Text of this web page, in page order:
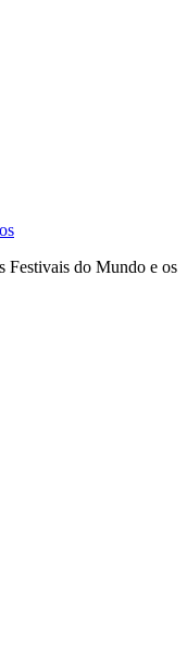
Festivais do Mundo e os